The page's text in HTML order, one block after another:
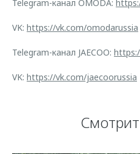
Telegram-канал OMODA:
VK: https://vk.com/omodarussia
Telegram-канал JAECOO:
VK: https://vk.com/jaecoorussia